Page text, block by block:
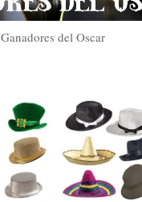
Ganadores del Oscar